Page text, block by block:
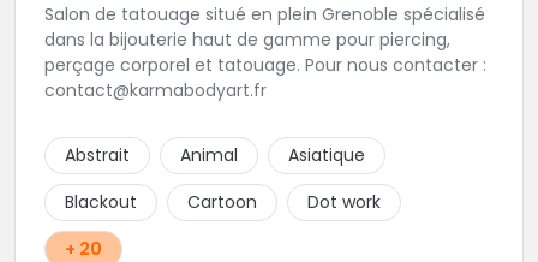
Salon de tatouage situé en plein Grenoble spécialisé
dans la bijouterie haut de gamme pour piercing,
perçage corporel et tatouage. Pour nous contacter :
contact@karmabodyart.fr
Abstrait Animal
Asiatique
Blackout
Cartoon
Dot work
+ 20